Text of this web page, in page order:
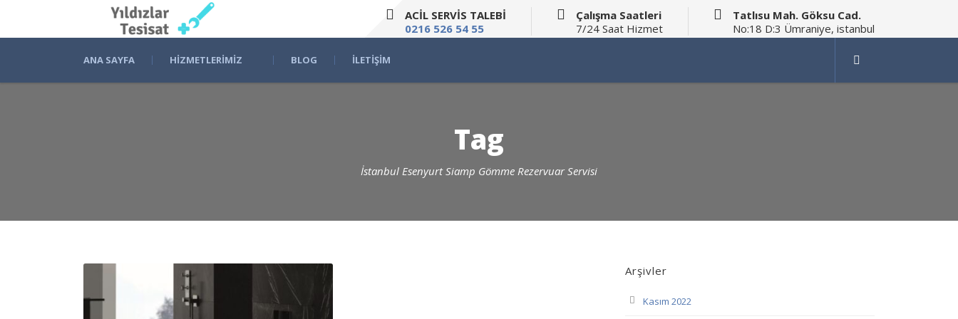
ACİL SERVİS TALEBİ
0216 526 54 55
Çalışma Saatleri
7/24 Saat Hizmet
Tatlısu Mah. Göksu Cad.
No:18 D:3 Ümraniye, istanbul
ANA SAYFA HIZMETLERIMIZ BLOG İLETIŞIM
Tag
İstanbul Esenyurt Siamp Gömme Rezervuar Servisi
Arşivler
Kasım 2022